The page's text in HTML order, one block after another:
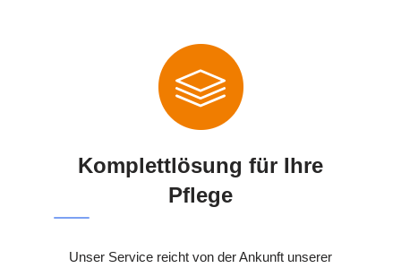
Komplettlösung für Ihre
Pflege
Unser Service reicht von der Ankunft unserer